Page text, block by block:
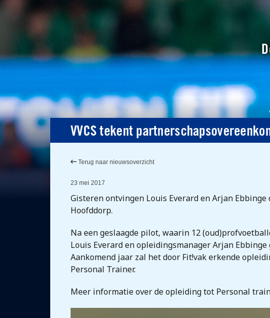
VVCS tekent
Terug naar nieuwsoverzicht
23 mei 2017
Gisteren ontvingen Louis Everard en Arjan
Hoofddorp.
Na een geslaagde pilot, waarin 12
Louis Everard en opleidingsmanager Arjan
Aankomend jaar zal het door Fit!vak erkende
Personal Trainer.
Meer informatie over de opleiding tot Personal